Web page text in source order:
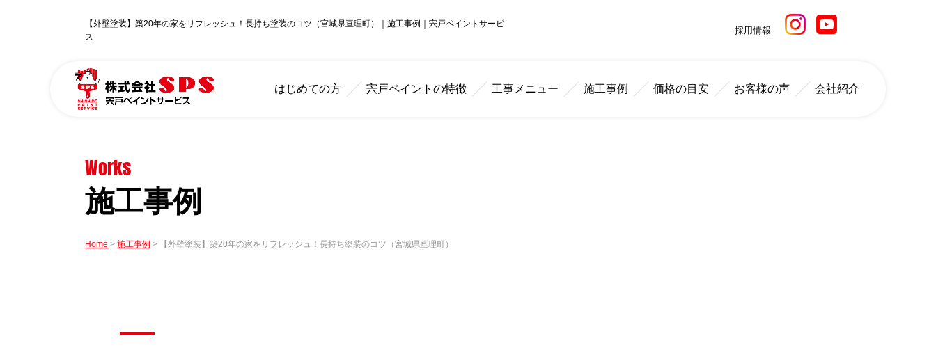
【外壁塗装】築20年の家をリフレッシュ！長持ち塗装のコツ（宮城県亘理町）｜施工事例｜宍戸ペイントサービ
ス
採用情報
はじめての方 宍戸ペイントの特徴 工事メニュー 施工事例 価格の目安 お客様の声 会社紹介
Works
施工事例
Home 施工事例 【外壁塗装】築20年の家をリフレッシュ！長持ち塗装のコツ（宮城県亘理町）